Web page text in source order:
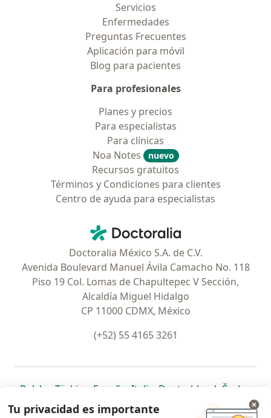
Servicios
Enfermedades
Preguntas Frecuentes
Aplicación para móvil
Blog para pacientes
Para profesionales
Planes y precios
Para especialistas
Para clínicas
Noa Notes
nuevo
Recursos gratuitos
Términos y Condiciones para clientes
Centro de ayuda para especialistas
Doctoralia - Página de inicio
Doctoralia México S.A. de C.V.
Avenida Boulevard Manuel Ávila Camacho No. 118
Piso 19 Col. Lomas de Chapultepec V Sección,
Alcaldía Miguel Hidalgo
CP 11000 CDMX, México
(+52) 55 4165 3261
Polska se abre en una nueva pestaña
Türkiye se abre en una nueva pestaña
España se abre en una nueva pestaña
Italia se abre en una nueva
Deutschlandse abre en
Česko
Portugal
se abre en una nueva pestaña
México se abre en una nueva pestaña
Chile se abre en una nueva pestaña
Brasil se abre en una nueva
se abre en
se
Tu privacidad es importante